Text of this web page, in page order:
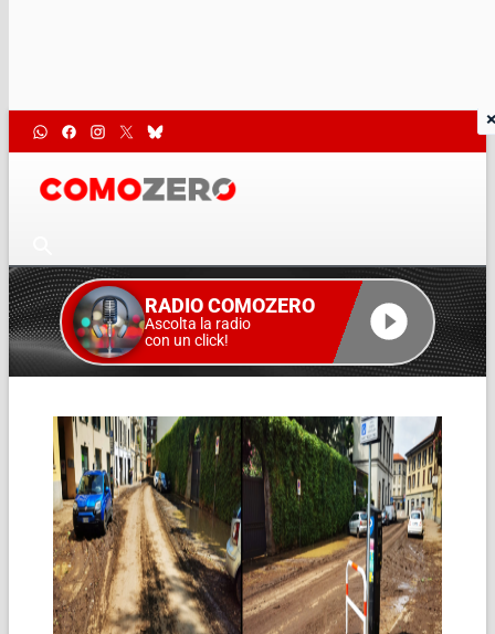
RADIO COMOZERO
Ascolta la radio
con un click!